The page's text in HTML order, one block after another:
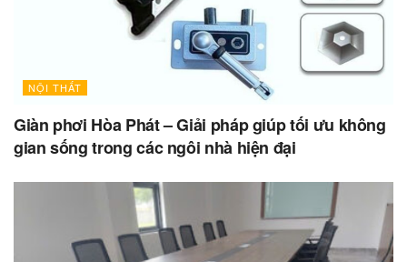
NỘI THẤT
Giàn phơi Hòa Phát – Giải pháp giúp tối ưu không
gian sống trong các ngôi nhà hiện đại